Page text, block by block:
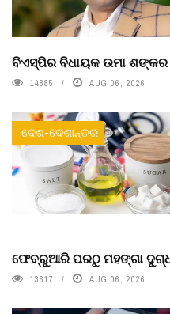
ବିଏସ୍‌ପିର ବିଧାୟକ ଉମା ଶଙ୍କର
14885 AUG 06, 2026
ଦେଶ-ଦେଶାନ୍ତର
ଫେବ୍ରୁଆରି ପରଠୁ ମହଙ୍ଗା
13617 AUG 06, 2026